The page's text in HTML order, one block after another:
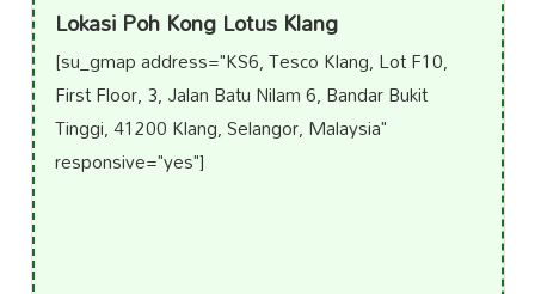
Lokasi Poh Kong Lotus Klang
[su_gmap address="KS6, Tesco Klang, Lot F10,
First Floor, 3, Jalan Batu Nilam 6, Bandar Bukit
Tinggi, 41200 Klang, Selangor, Malaysia"
responsive="yes"]